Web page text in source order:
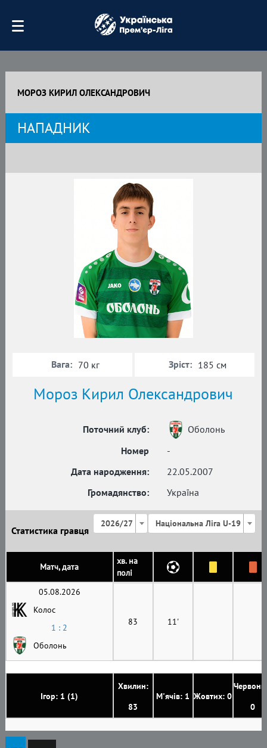
МОРОЗ КИРИЛ ОЛЕКСАНДРОВИЧ
НАПАДНИК
Мороз Кирил Олександрович
Поточний клуб:
Оболонь
Номер
-
Дата народження:
22.05.2007
Громадянство:
Україна
Вага: 70 кг Зріст: 185 см
Статистика гравця
2026/27 Національна Ліга U-19
Матч, дата
хв. на
полі
Ігор: 1 (1)
Хвилин:
83
М'ячів: 1 Жовтих: 0
0
05.08.2026
Колос
1 : 2
Оболонь
83 11'